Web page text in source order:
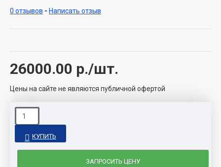
0 отзывов - Написать отзыв
26000.00 р./шт.
Цены на сайте не являются публичной офертой
КУПИТЬ
ЗАПРОСИТЬ ЦЕНУ